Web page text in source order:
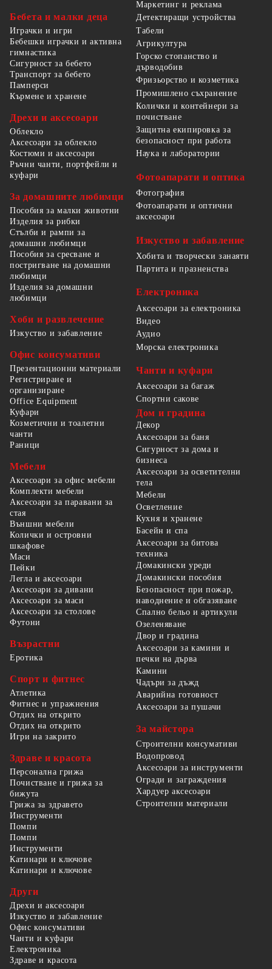
Бебета и малки деца
Играчки и игри
Бебешки играчки и активна
гимнастика
Сигурност за бебето
Транспорт за бебето
Памперси
Кърмене и хранене
Дрехи и аксесоари
Облекло
Аксесоари за облекло
Костюми и аксесоари
Ръчни чанти, портфейли и
куфари
За домашните любимци
Пособия за малки животни
Изделия за рибки
Стълби и рампи за
домашни любимци
Пособия за сресване и
постригване на домашни
любимци
Изделия за домашни
любимци
Хоби и развлечение
Изкуство и забавление
Офис консумативи
Презентационни материали
Регистриране и
организиране
Office Equipment
Маркетинг и реклама
Детектиращи устройства
Табели
Агрикултура
Горско стопанство и
дърводобив
Фризьорство и козметика
Промишлено съхранение
Колички и контейнери за
почистване
Защитна екипировка за
безопасност при работа
Наука и лаборатории
Фотоапарати и оптика
Фотография
Фотоапарати и оптични
аксесоари
Изкуство и забавление
Хобита и творчески занаяти
Партита и празненства
Електроника
Аксесоари за електроника
Видео
Аудио
Морска електроника
Чанти и куфари
Аксесоари за багаж
Спортни сакове
Куфари
Козметични и тоалетни
чанти
Раници
Мебели
Аксесоари за офис мебели
Комплекти мебели
Аксесоари за паравани за
стая
Външни мебели
Колички и островни
шкафове
Маси
Пейки
Легла и аксесоари
Аксесоари за дивани
Аксесоари за маси
Аксесоари за столове
Футони
Възрастни
Еротика
Спорт и фитнес
Атлетика
Фитнес и упражнения
Отдих на открито
Отдих на открито
Игри на закрито
Здраве и красота
Персонална грижа
Почистване и грижа за
бижута
Грижа за здравето
Дом и градина
Декор
Аксесоари за баня
Сигурност за дома и
бизнеса
Аксесоари за осветителни
тела
Мебели
Осветление
Кухня и хранене
Басейн и спа
Аксесоари за битова
техника
Домакински уреди
Домакински пособия
Безопасност при пожар,
наводнение и обгазяване
Спално бельо и артикули
Озеленяване
Двор и градина
Аксесоари за камини и
печки на дърва
Камини
Чадъри за дъжд
Аварийна готовност
Аксесоари за пушачи
За майстора
Строителни консумативи
Водопровод
Аксесоари за инструменти
Огради и заграждения
Хардуер аксесоари
Строителни материали
Инструменти
Помпи
Помпи
Инструменти
Катинари и ключове
Катинари и ключове
Други
Дрехи и аксесоари
Изкуство и забавление
Офис консумативи
Чанти и куфари
Електроника
Здраве и красота